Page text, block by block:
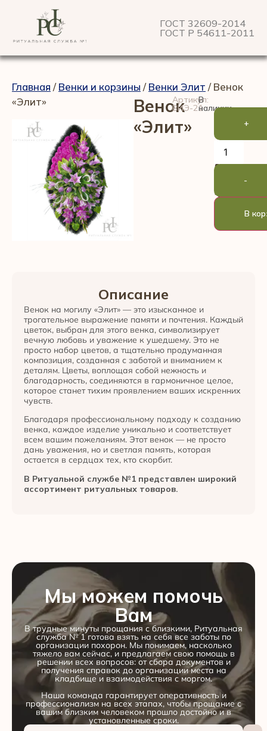
ГОСТ 32609-2014
ГОСТ Р 54611-2011
Главная /Венки и корзины /Венки Элит / Венок
«Элит»
Венок
«Элит»
Артикул:
ВИЭ-21
В
наличии
9
100₽
+
-
В
Описание
Венок на могилу «Элит» — это изысканное и
трогательное выражение памяти и почтения. Каждый
цветок, выбран для этого венка, символизирует
вечную любовь и уважение к ушедшему. Это не
просто набор цветов, а тщательно продуманная
композиция, созданная с заботой и вниманием к
деталям. Цветы, воплощая собой нежность и
благодарность, соединяются в гармоничное целое,
которое станет тихим проявлением ваших искренних
чувств.
Благодаря профессиональному подходу к созданию
венка, каждое изделие уникально и соответствует
всем вашим пожеланиям. Этот венок — не просто
дань уважения, но и светлая память, которая
остается в сердцах тех, кто скорбит.
В Ритуальной службе №1 представлен широкий
ассортимент ритуальных товаров.
Мы можем помочь
Вам
В трудные минуты прощания с близкими, Ритуальная
служба № 1 готова взять на себя все заботы по
организации похорон. Мы понимаем, насколько
тяжело вам сейчас, и предлагаем свою помощь в
решении всех вопросов: от сбора документов и
получения справок до организации места на
кладбище и взаимодействия с моргом.
Наша команда гарантирует оперативность и
профессионализм на всех этапах, чтобы прощание с
вашим близким человеком прошло достойно и в
установленные сроки.